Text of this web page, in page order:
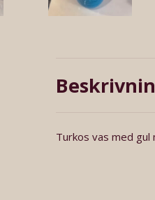
Turkos vas med gul